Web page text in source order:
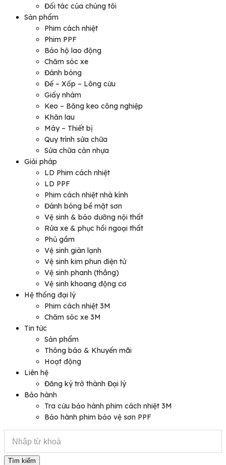
Đối tác của chúng tôi
Sản phẩm
Phim cách nhiệt
Phim PPF
Bảo hộ lao động
Chăm sóc xe
Đánh bóng
Đế – Xốp – Lông cừu
Giấy nhám
Keo – Băng keo công nghiệp
Khăn lau
Máy – Thiết bị
Quy trình sửa chữa
Sửa chữa cản nhựa
Giải pháp
LD Phim cách nhiệt
LD PPF
Phim cách nhiệt nhà kính
Đánh bóng bề mặt sơn
Vệ sinh & bảo dưỡng nội thất
Rửa xe & phục hồi ngoại thất
Phủ gầm
Vệ sinh giàn lạnh
Vệ sinh kim phun điện tử
Vệ sinh phanh (thắng)
Vệ sinh khoang động cơ
Hệ thống đại lý
Phim cách nhiệt 3M
Chăm sóc xe 3M
Tin tức
Sản phẩm
Thông báo & Khuyến mãi
Hoạt động
Liên hệ
Đăng ký trở thành Đại lý
Bảo hành
Tra cứu bảo hành phim cách nhiệt 3M
Bảo hành phim bảo vệ sơn PPF
Tìm kiếm